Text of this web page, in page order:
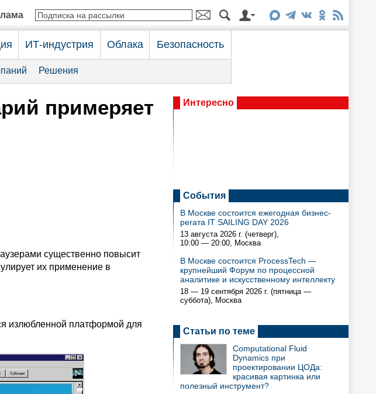
ИТ-индустрия Облака Безопасность
Решения
примеряет
существенно повысит
их применение в
излюбленной платформой для
Интересно
События
В Москве состоится ежегодная бизнес-
регата IT SAILING DAY 2026
13 августа 2026 г. (четверг),
10:00 — 20:00, Москва
В Москве состоится ProcessTech —
крупнейший Форум по процессной
аналитике и искусственному интеллекту
18 — 19 сентября 2026 г. (пятница —
суббота), Москва
Статьи по теме
Computational Fluid
Dynamics при
проектировании ЦОДа:
красивая картинка или
полезный инструмент?